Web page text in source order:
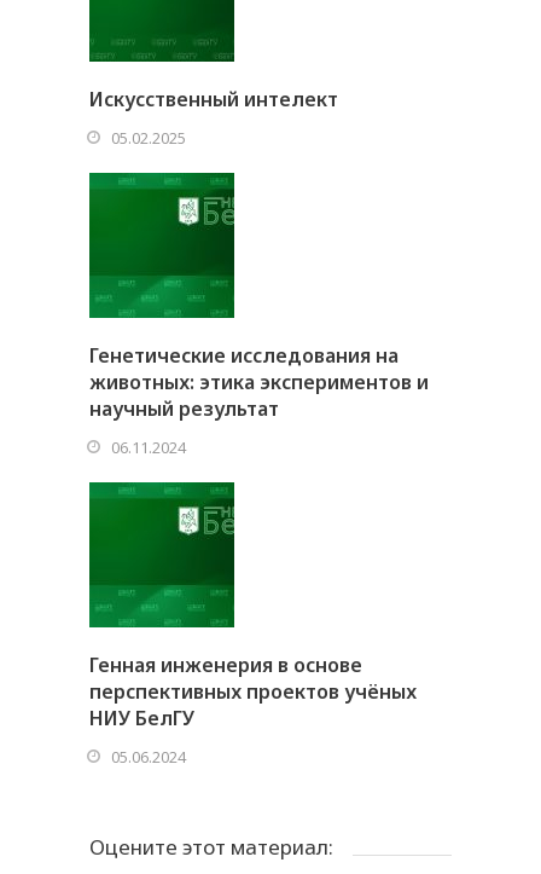
Искусственный интелект
05.02.2025
Генетические исследования на
животных: этика экспериментов и
научный результат
06.11.2024
Генная инженерия в основе
перспективных проектов учёных
НИУ БелГУ
05.06.2024
Оцените этот материал: